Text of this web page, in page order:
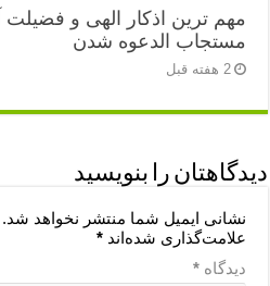
مهم ترین اذکار الهی و
مستجاب الدعوه شدن
2 هفته قبل
دیدگاهتان را بنویسید
نشانی ایمیل شما منتشر نخواهد شد.
علامت‌گذاری شده‌اند*
دیدگاه*